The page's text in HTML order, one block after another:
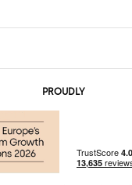
PROUDLY